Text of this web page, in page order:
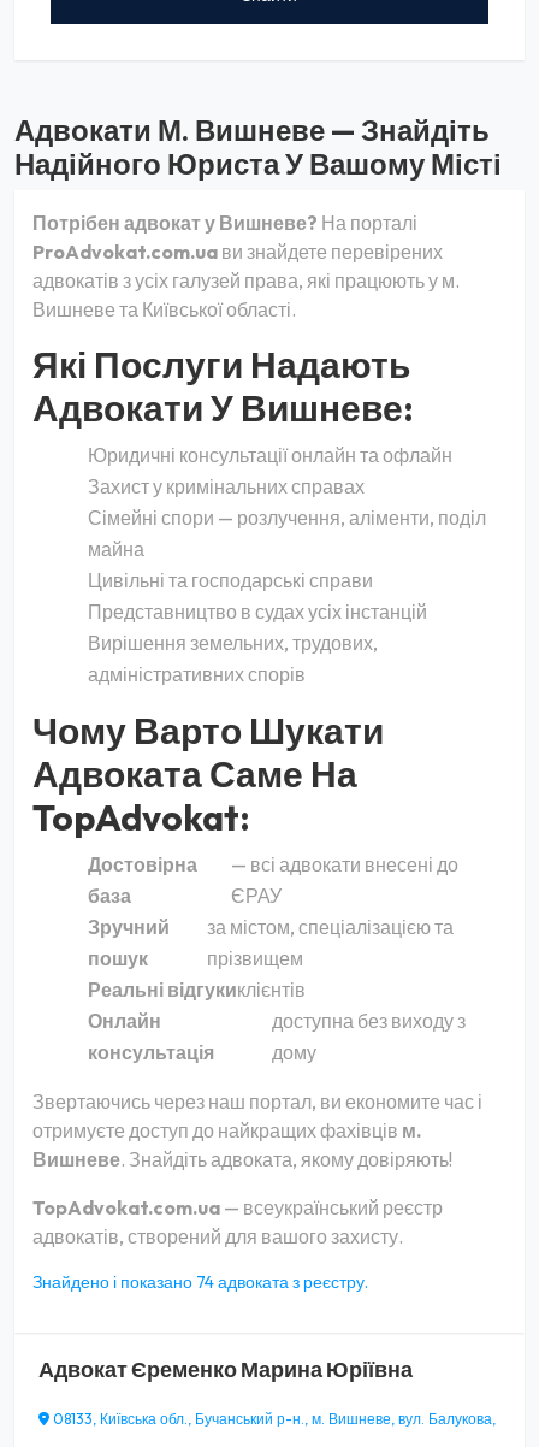
Адвокати М. Вишневе — Знайдіть
Надійного Юриста У Вашому Місті
Потрібен адвокат у Вишневе? На порталі
ProAdvokat.com.ua ви знайдете перевірених
адвокатів з усіх галузей права, які працюють у м.
Вишневе та Київської області.
Які Послуги Надають
Адвокати У Вишневе:
Юридичні консультації онлайн та офлайн
Захист у кримінальних справах
Сімейні спори — розлучення, аліменти, поділ
майна
Цивільні та господарські справи
Представництво в судах усіх інстанцій
Вирішення земельних, трудових,
адміністративних спорів
Чому Варто Шукати
Адвоката Саме На
TopAdvokat:
Достовірна
база
— всі адвокати внесені до
ЄРАУ
Зручний
пошук
за містом, спеціалізацією та
прізвищем
Реальні відгукиклієнтів
Онлайн
консультація
доступна без виходу з
дому
Звертаючись через наш портал, ви економите час і
отримуєте доступ до найкращих фахівців м.
Вишневе. Знайдіть адвоката, якому довіряють!
TopAdvokat.com.ua — всеукраїнський реєстр
адвокатів, створений для вашого захисту.
Знайдено і показано 74 адвоката з реєстру.
АдвокатЄременко Марина Юріївна
08133, Київська обл., Бучанський р-н., м. Вишневе, вул. Балукова,